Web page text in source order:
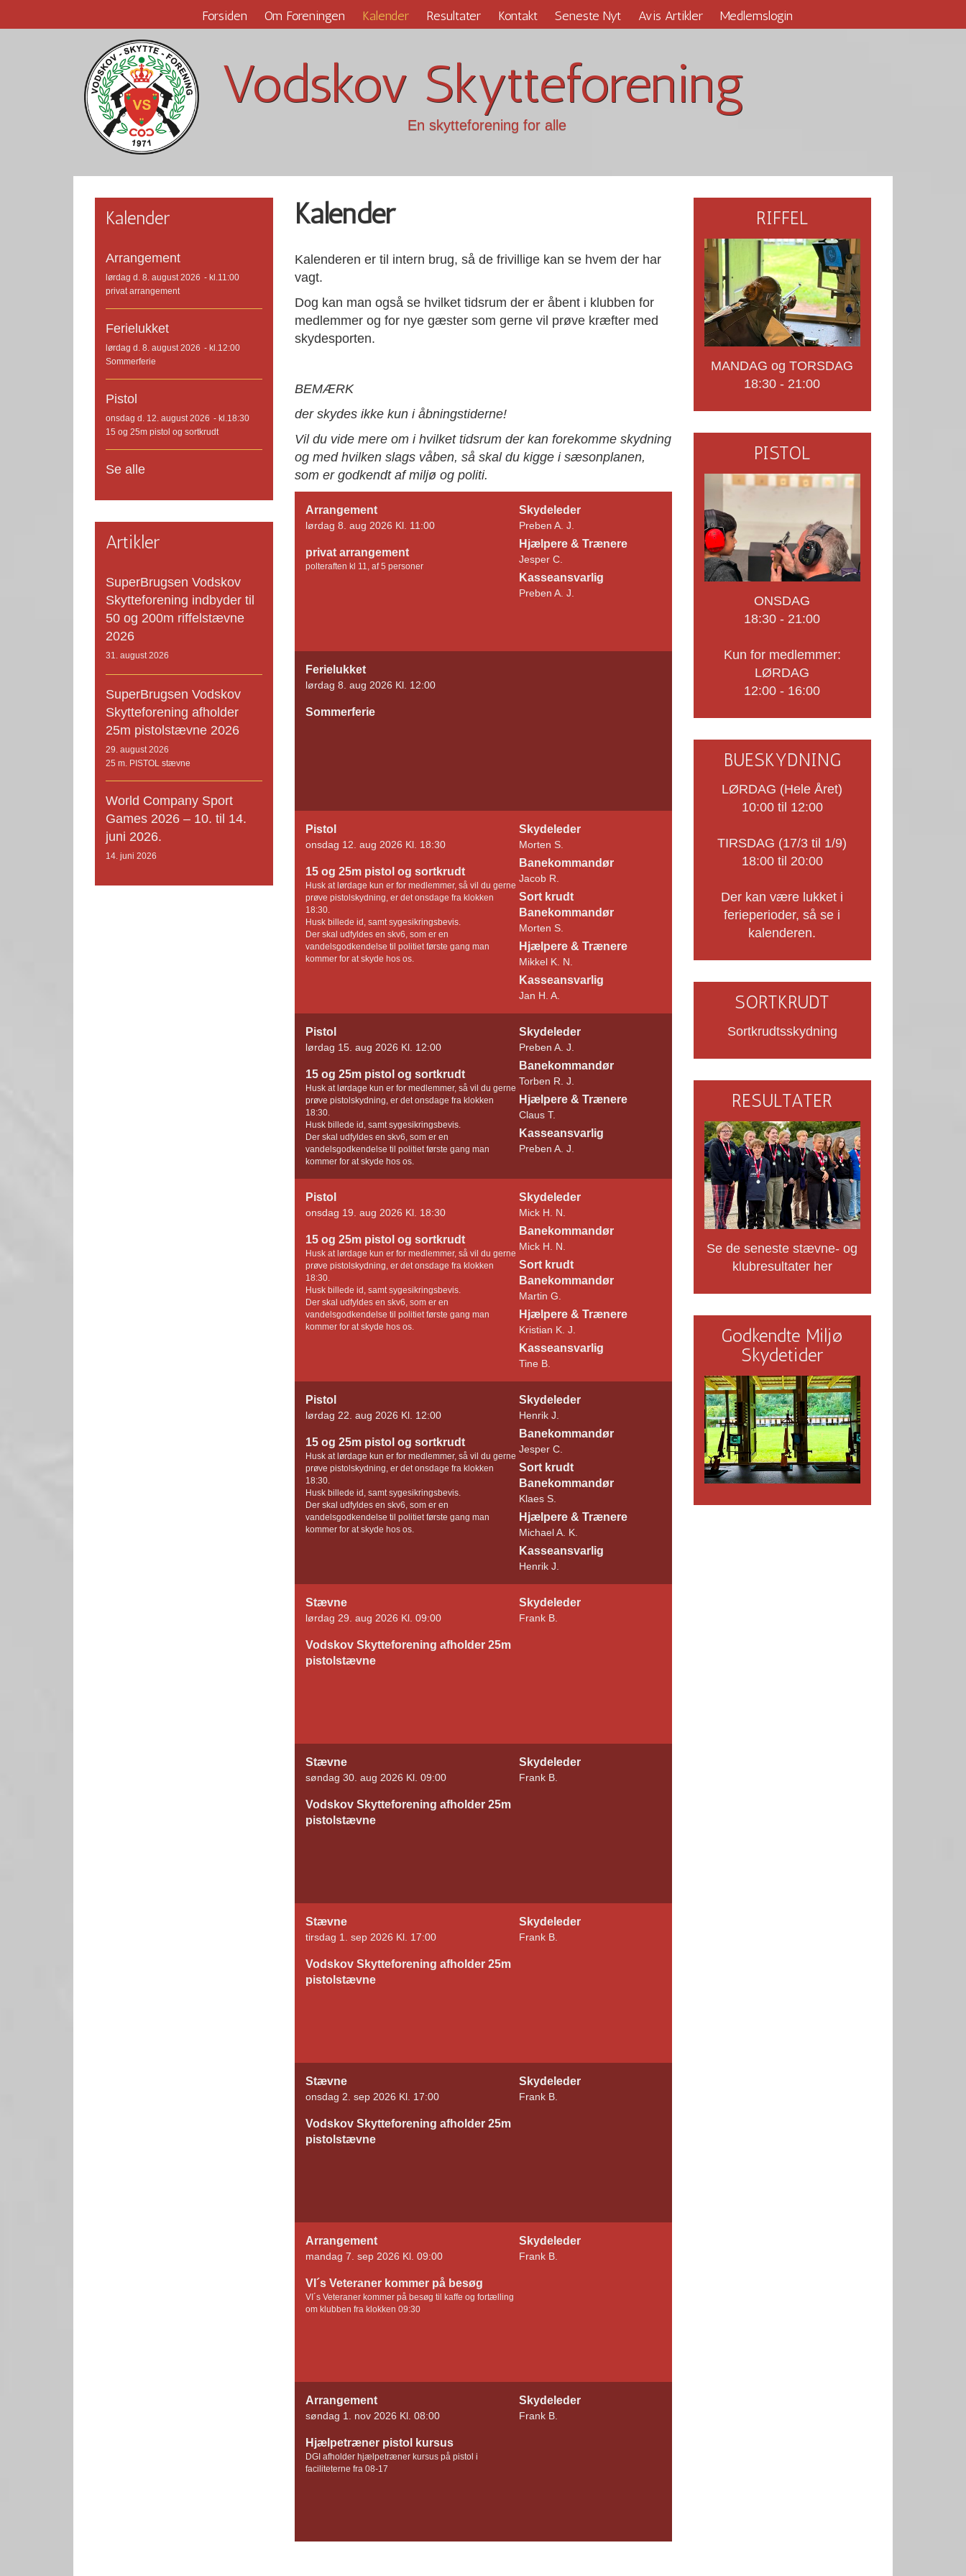
Forsiden Om Foreningen Kalender Resultater Kontakt Seneste Nyt Avis Artikler Medlemslogin
Vodskov Skytteforening
En skytteforening for alle
Kalender
Arrangement
lørdag d. 8. august 2026 - kl.11:00
privat arrangement
Ferielukket
lørdag d. 8. august 2026 - kl.12:00
Sommerferie
Pistol
onsdag d. 12. august 2026 - kl.18:30
15 og 25m pistol og sortkrudt
Se alle
Artikler
SuperBrugsen Vodskov
Skytteforening indbyder til
50 og 200m riffelstævne
2026
31. august 2026
SuperBrugsen Vodskov
Skytteforening afholder
25m pistolstævne 2026
29. august 2026
25 m. PISTOL stævne
World Company Sport
Games 2026 – 10. til 14.
juni 2026.
14. juni 2026
Kalender
Kalenderen er til intern brug, så de frivillige kan se hvem der har
vagt.
Dog kan man også se hvilket tidsrum der er åbent i klubben for
medlemmer og for nye gæster som gerne vil prøve kræfter med
skydesporten.
BEMÆRK
der skydes ikke kun i åbningstiderne!
Vil du vide mere om i hvilket tidsrum der kan forekomme skydning
og med hvilken slags våben, så skal du kigge i sæsonplanen,
som er godkendt af miljø og politi.
Arrangement
lørdag 8. aug 2026 Kl. 11:00
privat arrangement
polteraften kl 11, af 5 personer
Skydeleder
Preben A. J.
Hjælpere & Trænere
Jesper C.
Kasseansvarlig
Preben A. J.
Ferielukket
lørdag 8. aug 2026 Kl. 12:00
Sommerferie
Pistol
onsdag 12. aug 2026 Kl. 18:30
15 og 25m pistol og sortkrudt
Husk at lørdage kun er for medlemmer, så vil du gerne
prøve pistolskydning, er det onsdage fra klokken
18:30.
Husk billede id, samt sygesikringsbevis.
Der skal udfyldes en skv6, som er en
vandelsgodkendelse til politiet første gang man
kommer for at skyde hos os.
Skydeleder
Morten S.
Banekommandør
Jacob R.
Sort krudt
Banekommandør
Morten S.
Hjælpere & Trænere
Mikkel K. N.
Kasseansvarlig
Jan H. A.
Pistol
lørdag 15. aug 2026 Kl. 12:00
15 og 25m pistol og sortkrudt
Husk at lørdage kun er for medlemmer, så vil du gerne
prøve pistolskydning, er det onsdage fra klokken
18:30.
Husk billede id, samt sygesikringsbevis.
Der skal udfyldes en skv6, som er en
vandelsgodkendelse til politiet første gang man
kommer for at skyde hos os.
Skydeleder
Preben A. J.
Banekommandør
Torben R. J.
Hjælpere & Trænere
Claus T.
Kasseansvarlig
Preben A. J.
Pistol
onsdag 19. aug 2026 Kl. 18:30
15 og 25m pistol og sortkrudt
Husk at lørdage kun er for medlemmer, så vil du gerne
prøve pistolskydning, er det onsdage fra klokken
18:30.
Husk billede id, samt sygesikringsbevis.
Der skal udfyldes en skv6, som er en
vandelsgodkendelse til politiet første gang man
kommer for at skyde hos os.
Skydeleder
Mick H. N.
Banekommandør
Mick H. N.
Sort krudt
Banekommandør
Martin G.
Hjælpere & Trænere
Kristian K. J.
Kasseansvarlig
Tine B.
Pistol
lørdag 22. aug 2026 Kl. 12:00
15 og 25m pistol og sortkrudt
Husk at lørdage kun er for medlemmer, så vil du gerne
prøve pistolskydning, er det onsdage fra klokken
18:30.
Husk billede id, samt sygesikringsbevis.
Der skal udfyldes en skv6, som er en
vandelsgodkendelse til politiet første gang man
kommer for at skyde hos os.
Skydeleder
Henrik J.
Banekommandør
Jesper C.
Sort krudt
Banekommandør
Klaes S.
Hjælpere & Trænere
Michael A. K.
Kasseansvarlig
Henrik J.
Stævne
lørdag 29. aug 2026 Kl. 09:00
Vodskov Skytteforening afholder 25m
pistolstævne
Skydeleder
Frank B.
Stævne
søndag 30. aug 2026 Kl. 09:00
Vodskov Skytteforening afholder 25m
pistolstævne
Skydeleder
Frank B.
Stævne
tirsdag 1. sep 2026 Kl. 17:00
Vodskov Skytteforening afholder 25m
pistolstævne
Skydeleder
Frank B.
Stævne
onsdag 2. sep 2026 Kl. 17:00
Vodskov Skytteforening afholder 25m
pistolstævne
Skydeleder
Frank B.
Arrangement
mandag 7. sep 2026 Kl. 09:00
VI´s Veteraner kommer på besøg
VI´s Veteraner kommer på besøg til kaffe og fortælling
om klubben fra klokken 09:30
Skydeleder
Frank B.
Arrangement
søndag 1. nov 2026 Kl. 08:00
Hjælpetræner pistol kursus
DGI afholder hjælpetræner kursus på pistol i
faciliteterne fra 08-17
Skydeleder
Frank B.
RIFFEL
MANDAG og TORSDAG
18:30 - 21:00
PISTOL
ONSDAG
18:30 - 21:00
Kun for medlemmer:
LØRDAG
12:00 - 16:00
BUESKYDNING
LØRDAG (Hele Året)
10:00 til 12:00
TIRSDAG (17/3 til 1/9)
18:00 til 20:00
Der kan være lukket i
ferieperioder, så se i
kalenderen.
SORTKRUDT
Sortkrudtsskydning
RESULTATER
Se de seneste stævne- og
klubresultater her
Godkendte Miljø
Skydetider